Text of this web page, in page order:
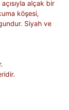
alçak bir
köşesi,
Siyah ve